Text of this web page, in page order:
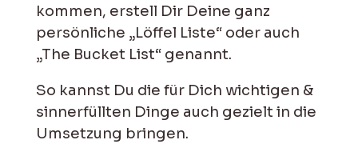
kommen, erstell Dir Deine ganz
persönliche „Löffel Liste“ oder auch
„The Bucket List“ genannt.
So kannst Du die für Dich wichtigen &
sinnerfüllten Dinge auch gezielt in die
Umsetzung bringen.